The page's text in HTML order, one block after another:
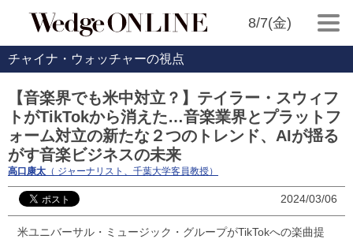
8/7(金)
チャイナ・ウォッチャーの視点
【音楽界でも米中対立？】テイラー・スウィフ
トがTikTokから消えた…音楽業界とプラットフ
ォーム対立の新たな２つのトレンド、AIが揺る
がす音楽ビジネスの未来
高口康太 （ ジャーナリスト、千葉大学客員教授）
2024/03/06
米ユニバーサル・ミュージック・グループがTikTokへの楽曲提